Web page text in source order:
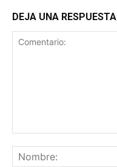
DEJA UNA RESPUESTA